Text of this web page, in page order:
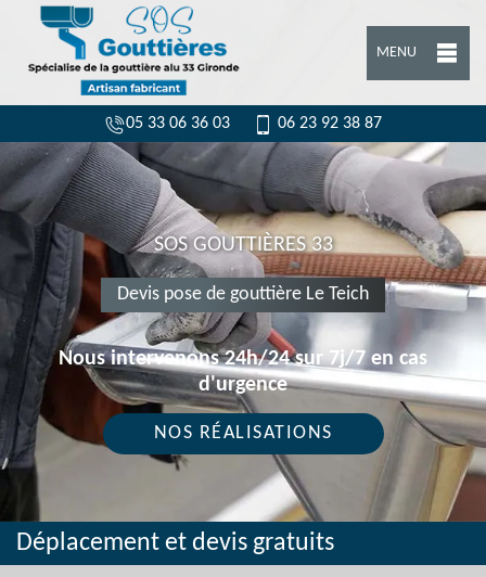
MENU
05 33 06 36 03 06 23 92 38 87
SOS GOUTTIÈRES 33
Devis pose de gouttière Le Teich
Nous intervenons 24h/24 sur 7j/7 en cas
d'urgence
NOS RÉALISATIONS
Déplacement et devis gratuits